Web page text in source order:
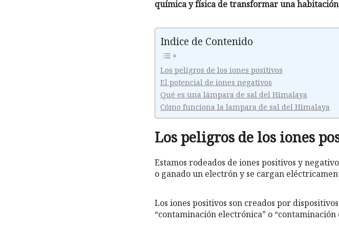
química y física de transformar una
Indice de Contenido
Los peligros de los iones positivos
El potencial de iones negativos
Qué es una lámpara de sal del Himalaya
Cómo funciona la lampara de sal del Himalaya
Los peligros de los iones
Estamos rodeados de iones positivos y
o ganado un electrón y se cargan
Los iones positivos son creados por
“contaminación electrónica” o